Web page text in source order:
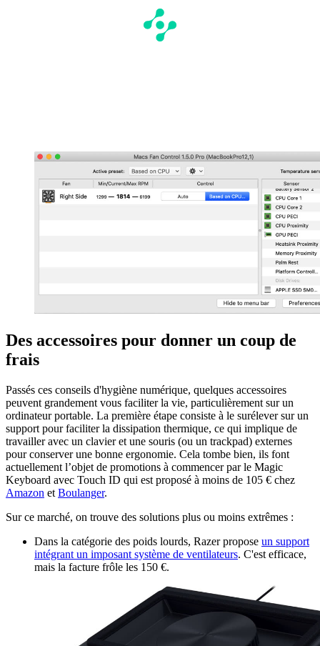
Des accessoires pour donner un coup de
frais
Passés ces conseils d'hygiène numérique, quelques accessoires
peuvent grandement vous faciliter la vie, particulièrement sur un
ordinateur portable. La première étape consiste à le surélever sur un
support pour faciliter la dissipation thermique, ce qui implique de
travailler avec un clavier et une souris (ou un trackpad) externes
pour conserver une bonne ergonomie. Cela tombe bien, ils font
actuellement l’objet de promotions à commencer par le Magic
Keyboard avec Touch ID qui est proposé à moins de 105 € chez
Amazon et Boulanger.
Sur ce marché, on trouve des solutions plus ou moins extrêmes :
Dans la catégorie des poids lourds, Razer propose un support
intégrant un imposant système de ventilateurs. C'est efficace,
mais la facture frôle les 150 €.